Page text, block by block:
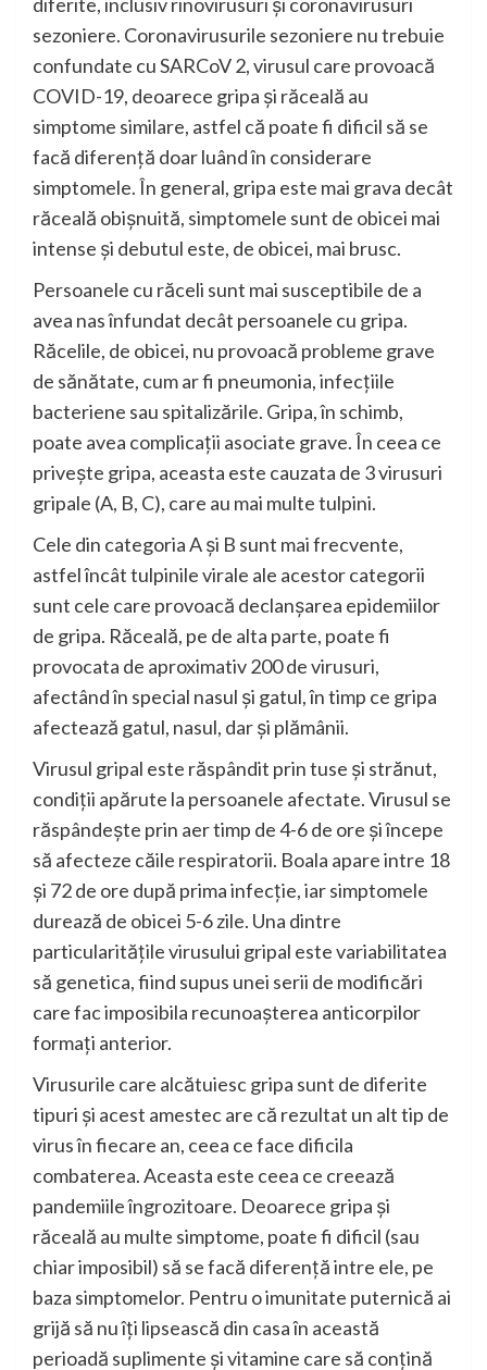
sezoniere. Coronavirusurile sezoniere nu trebuie
confundate cu SARCoV 2, virusul care provoacă
COVID-19, deoarece gripa și răceală au
simptome similare, astfel că poate fi dificil să se
facă diferență doar luând în considerare
simptomele. În general, gripa este mai grava decât
răceală obișnuită, simptomele sunt de obicei mai
intense și debutul este, de obicei, mai brusc.
Persoanele cu răceli sunt mai susceptibile de a
avea nas înfundat decât persoanele cu gripa.
Răcelile, de obicei, nu provoacă probleme grave
de sănătate, cum ar fi pneumonia, infecțiile
bacteriene sau spitalizările. Gripa, în schimb,
poate avea complicații asociate grave. În ceea ce
privește gripa, aceasta este cauzata de 3 virusuri
gripale (A, B, C), care au mai multe tulpini.
Cele din categoria A și B sunt mai frecvente,
astfel încât tulpinile virale ale acestor categorii
sunt cele care provoacă declanșarea epidemiilor
de gripa. Răceală, pe de alta parte, poate fi
provocata de aproximativ 200 de virusuri,
afectând în special nasul și gatul, în timp ce gripa
afectează gatul, nasul, dar și plămânii.
Virusul gripal este răspândit prin tuse și strănut,
condiții apărute la persoanele afectate. Virusul se
răspândește prin aer timp de 4-6 de ore și începe
să afecteze căile respiratorii. Boala apare intre 18
și 72 de ore după prima infecție, iar simptomele
durează de obicei 5-6 zile. Una dintre
particularitățile virusului gripal este variabilitatea
să genetica, fiind supus unei serii de modificări
care fac imposibila recunoașterea anticorpilor
formați anterior.
Virusurile care alcătuiesc gripa sunt de diferite
tipuri și acest amestec are că rezultat un alt tip de
virus în fiecare an, ceea ce face dificila
combaterea. Aceasta este ceea ce creează
pandemiile îngrozitoare. Deoarece gripa și
răceală au multe simptome, poate fi dificil (sau
chiar imposibil) să se facă diferență intre ele, pe
baza simptomelor. Pentru o imunitate puternică ai
grijă să nu îți lipsească din casa în această
perioadă suplimente și vitamine care să conțină